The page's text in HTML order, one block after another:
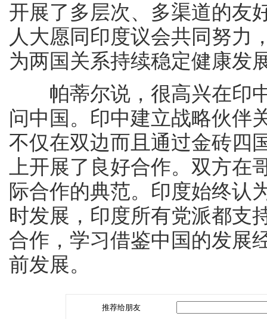
开展了多层次、多渠道的友
人大愿同印度议会共同努力
为两国关系持续稳定健康发
帕蒂尔说，很高兴在印中
问中国。印中建立战略伙伴
不仅在双边而且通过金砖四
上开展了良好合作。双方
际合作的典范。印度始终认
时发展，印度所有党派都支
合作，学习借鉴中国的发展
前发展。
推荐给朋友